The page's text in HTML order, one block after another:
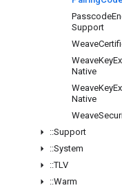
Passcode
Support
Weave
WeaveKey
Native
WeaveKey
Native
Weave
::Support
::System
::TLV
::Warm